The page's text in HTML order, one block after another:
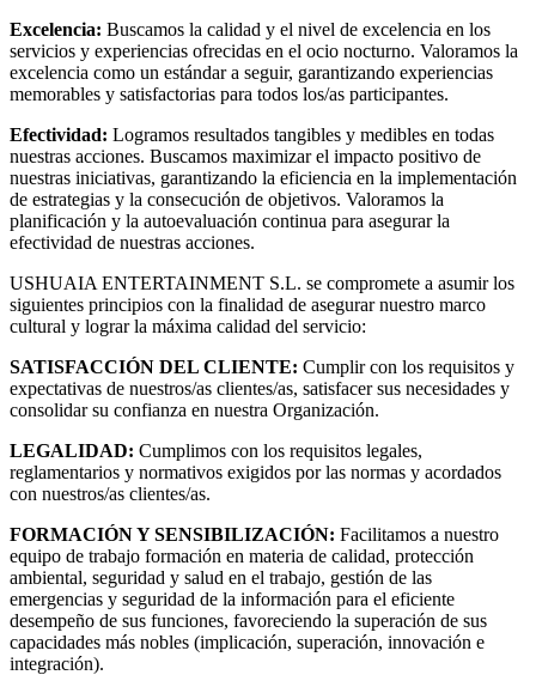
Excelencia: Buscamos la calidad y el nivel de excelencia en los
servicios y experiencias ofrecidas en el ocio nocturno. Valoramos la
excelencia como un estándar a seguir, garantizando experiencias
memorables y satisfactorias para todos los/as participantes.
Efectividad: Logramos resultados tangibles y medibles en todas
nuestras acciones. Buscamos maximizar el impacto positivo de
nuestras iniciativas, garantizando la eficiencia en la implementación
de estrategias y la consecución de objetivos. Valoramos la
planificación y la autoevaluación continua para asegurar la
efectividad de nuestras acciones.
USHUAIA ENTERTAINMENT S.L. se compromete a asumir los
siguientes principios con la finalidad de asegurar nuestro marco
cultural y lograr la máxima calidad del servicio:
SATISFACCIÓN DEL CLIENTE: Cumplir con los requisitos y
expectativas de nuestros/as clientes/as, satisfacer sus necesidades y
consolidar su confianza en nuestra Organización.
LEGALIDAD: Cumplimos con los requisitos legales,
reglamentarios y normativos exigidos por las normas y acordados
con nuestros/as clientes/as.
FORMACIÓN Y SENSIBILIZACIÓN: Facilitamos a nuestro
equipo de trabajo formación en materia de calidad, protección
ambiental, seguridad y salud en el trabajo, gestión de las
emergencias y seguridad de la información para el eficiente
desempeño de sus funciones, favoreciendo la superación de sus
capacidades más nobles (implicación, superación, innovación e
integración).